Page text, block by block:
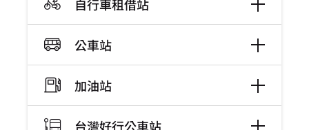
自行車租借站
公車站
加油站
台灣好行公車站